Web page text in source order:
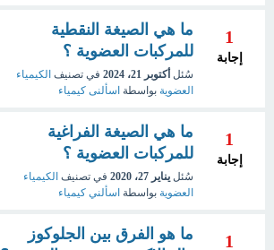
1
إجابة
ما هي الصيغة النقطية
للمركبات العضوية ؟
سُئل أكتوبر 21، 2024 في تصنيف الكيمياء
العضوية بواسطة اسألنى كيمياء
1
إجابة
ما هي الصيغة الفراغية
للمركبات العضوية ؟
سُئل يناير 27، 2020 في تصنيف الكيمياء
العضوية بواسطة اسألني كيمياء
1
ما هو الفرق بين الجلوكوز